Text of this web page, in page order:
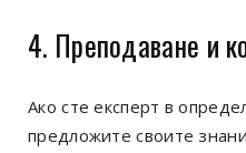
4. Преподаване и
Ако сте експерт в
предложите своите